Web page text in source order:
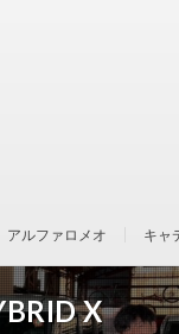
アルファロメオ キャ
X